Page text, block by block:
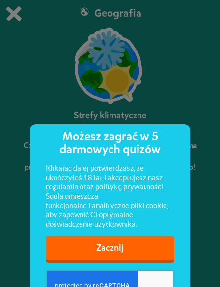
Grasz w wersję demonstracyjną Squli
Kup teraz!
0
Geografia
Strefy klimatyczne
Czy wiesz, w której ze stref klimatycznych nie ma
pór roku? Potrafisz wskazać najważniejszą
przyczynę zróżnicowania klimatów? Sprawdź to!
Możesz zagrać w 5
darmowych quizów
Klikając dalej potwierdzasz, że
ukończyłeś 18 lat i akceptujesz nasz
regulaminoraz politykę prywatności
Squla umieszcza
funkcjonalne i analityczne pliki cookie
aby zapewnić Ci optymalne
doświadczenie użytkownika.
Zacznij